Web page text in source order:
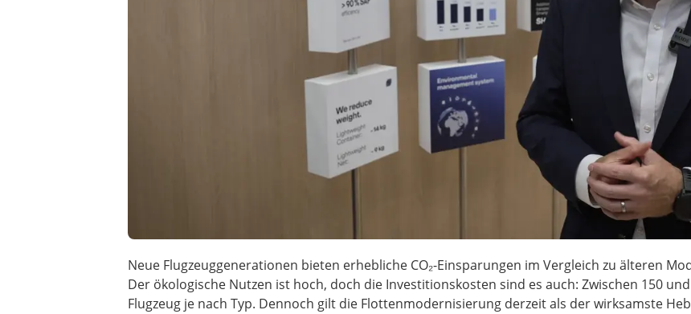
Neue Flugzeuggenerationen bieten erhebliche CO₂-Einsparungen im Vergleich zu älteren
Der ökologische Nutzen ist hoch, doch die Investitionskosten sind es auch: Zwischen 150
Flugzeug je nach Typ. Dennoch gilt die Flottenmodernisierung derzeit als der wirksamste